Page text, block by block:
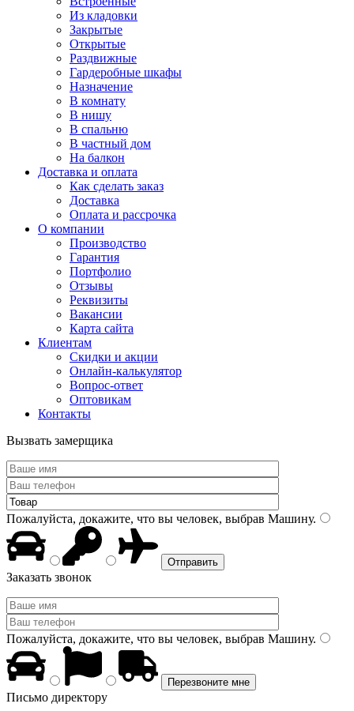
Из кладовки
Закрытые
Открытые
Раздвижные
Гардеробные шкафы
Назначение
В комнату
В нишу
В спальню
В частный дом
На балкон
Доставка и оплата
Как сделать заказ
Доставка
Оплата и рассрочка
О компании
Производство
Гарантия
Портфолио
Отзывы
Реквизиты
Вакансии
Карта сайта
Клиентам
Скидки и акции
Онлайн-калькулятор
Вопрос-ответ
Оптовикам
Контакты
Вызвать замерщика
Пожалуйста, докажите, что вы человек, выбрав Машину.
Заказать звонок
Пожалуйста, докажите, что вы человек, выбрав Машину.
Письмо директору